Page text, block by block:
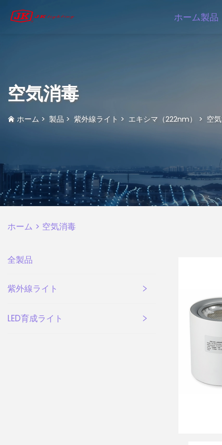
ホーム製品
空気消毒
ホーム > 製品 > 紫外線ライト > エキシマ（222nm） > 空
ホーム > 空気消毒
全製品
紫外線ライト
LED育成ライト